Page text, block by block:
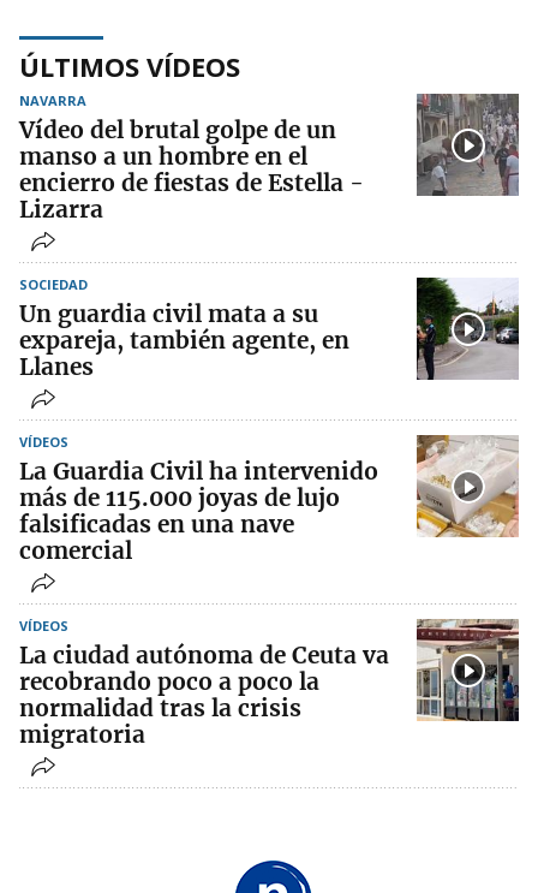
ÚLTIMOS VÍDEOS
NAVARRA
Vídeo del brutal golpe de un
manso a un hombre en el
encierro de fiestas de Estella -
Lizarra
SOCIEDAD
Un guardia civil mata a su
expareja, también agente, en
Llanes
VÍDEOS
La Guardia Civil ha intervenido
más de 115.000 joyas de lujo
falsificadas en una nave
comercial
VÍDEOS
La ciudad autónoma de Ceuta va
recobrando poco a poco la
normalidad tras la crisis
migratoria